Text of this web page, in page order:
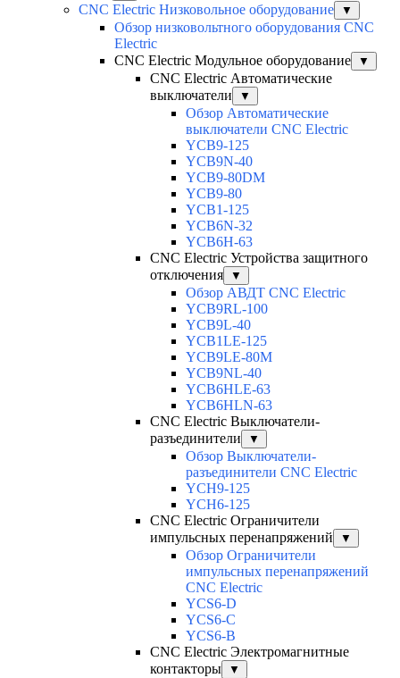
CNC Electric Низковольное оборудование ▼
Обзор низковольтного оборудования CNC
Electric
CNC Electric Модульное оборудование
▼
CNC Electric Автоматические
выключатели
▼
Обзор Автоматические
выключатели CNC Electric
YCB9-125
YCB9N-40
YCB9-80DM
YCB9-80
YCB1-125
YCB6N-32
YCB6H-63
CNC Electric Устройства защитного
отключения
▼
Обзор АВДТ CNC Electric
YCB9RL-100
YCB9L-40
YCB1LE-125
YCB9LE-80M
YCB9NL-40
YCB6HLE-63
YCB6HLN-63
CNC Electric Выключатели-
разъединители
▼
Обзор Выключатели-
разъединители CNC Electric
YCH9-125
YCH6-125
CNC Electric Ограничители
импульсных перенапряжений
▼
Обзор Ограничители
импульсных перенапряжений
CNC Electric
YCS6-D
YCS6-C
YCS6-B
CNC Electric Электромагнитные
контакторы
▼